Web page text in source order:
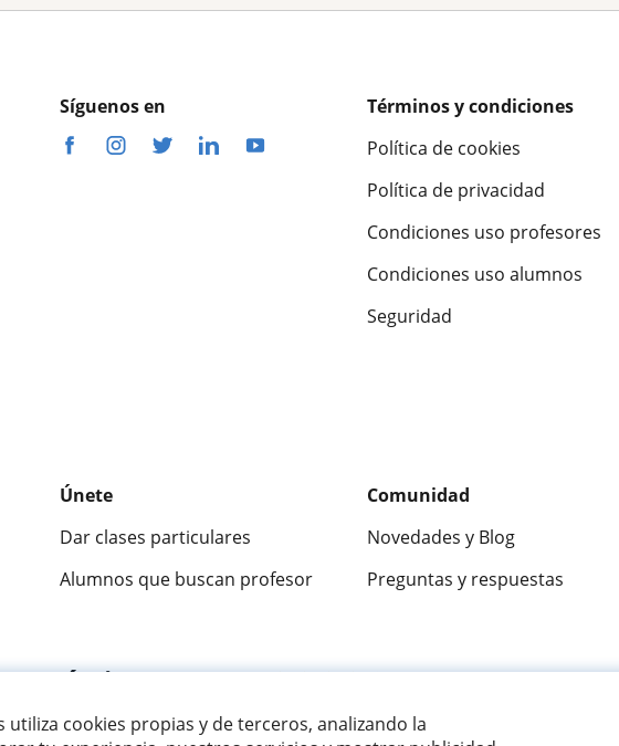
utiliza cookies propias y de terceros, analizando la
Síguenos en
Términos y condiciones
Política de cookies
Política de privacidad
Condiciones uso profesores
Condiciones uso alumnos
Seguridad
Únete
Dar clases particulares
Alumnos que buscan profesor
Comunidad
Novedades y Blog
Preguntas y respuestas
Fantástica 9,5/10 ★★★★★